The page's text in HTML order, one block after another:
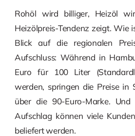
Rohöl wird billiger, Heizöl
Heizölpreis-Tendenz zeigt. Wie
Blick auf die regionalen
Aufschluss: Während in
Euro für 100 Liter
werden, springen die Preise in
über die 90-Euro-Marke. Und
Aufschlag können viele
beliefert werden.